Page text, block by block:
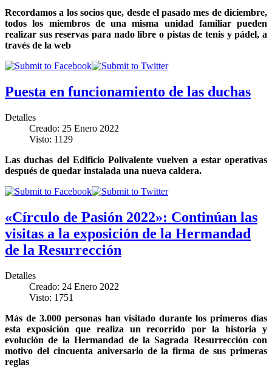
Recordamos a los socios que, desde el pasado mes de diciembre,
todos los miembros de una misma unidad familiar pueden
realizar sus reservas para nado libre o pistas de tenis y pádel, a
través de la web
Puesta en funcionamiento de las duchas
Detalles
Creado: 25 Enero 2022
Visto: 1129
Las duchas del Edificio Polivalente vuelven a estar operativas
después de quedar instalada una nueva caldera.
«Círculo de Pasión 2022»: Continúan las
visitas a la exposición de la Hermandad
de la Resurrección
Detalles
Creado: 24 Enero 2022
Visto: 1751
Más de 3.000 personas han visitado durante los primeros días
esta exposición que realiza un recorrido por la historia y
evolución de la Hermandad de la Sagrada Resurrección con
motivo del cincuenta aniversario de la firma de sus primeras
reglas